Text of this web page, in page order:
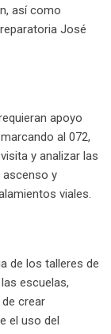
así como
José
apoyo
al 072,
y analizar las
ascenso y
viales.
de los talleres de
escuelas,
crear
el uso del